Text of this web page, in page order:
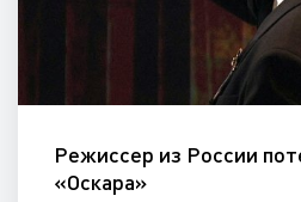
Режиссер из России
«Оскара»